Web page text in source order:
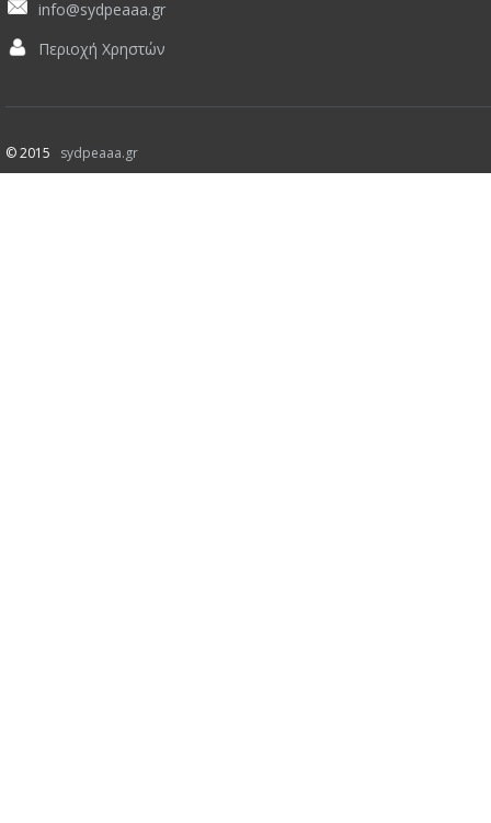
info@sydpeaaa.gr
Περιοχή Χρηστών
© 2015 sydpeaaa.gr